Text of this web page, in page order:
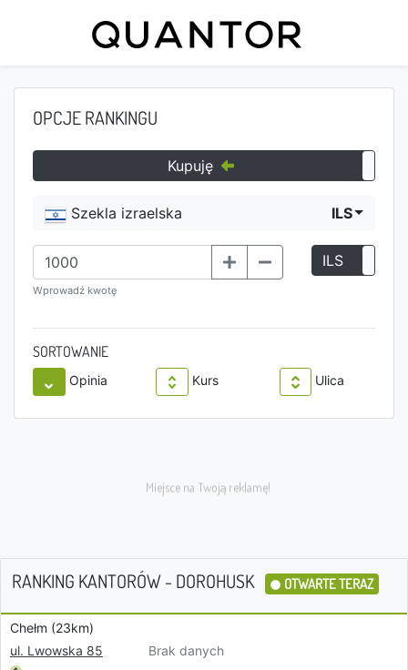
OPCJE RANKINGU
Kupuję
Szekla izraelska ILS
Wprowadź kwotę
ILS
SORTOWANIE
Opinia Kurs Ulica
RANKING KANTORÓW - DOROHUSK OTWARTE TERAZ
Chełm (23km)
ul. Lwowska 85
Brak danych